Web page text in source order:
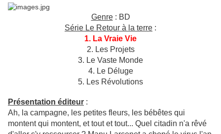
Genre: BD
Série Le Retour à la terre :
1. La Vraie Vie
2. Les Projets
3. Le Vaste Monde
4. Le Déluge
5. Les Révolutions
Présentation éditeur :
Ah, la campagne, les petites fleurs, les bébêtes qui
montent qui montent, et tout et tout... Quel citadin n'a rêvé